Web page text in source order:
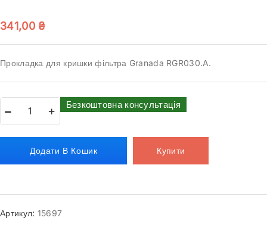
341,00 ₴
Прокладка для кришки фільтра Granada RGR030.A.
Додати В Кошик Купити
Безкоштовна консультація
Артикул: 15697